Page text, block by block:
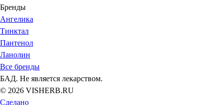
Бренды
Ангелика
Тинктал
Пантенол
Ланолин
Все бренды
БАД. Не является лекарством.
© 2026 VISHERB.RU
Сделано